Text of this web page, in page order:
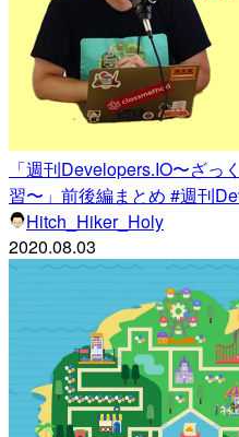
「週刊Developers.IO〜ざっ
習〜」前後編まとめ #週刊
Hitch_Hiker_Holy
2020.08.03